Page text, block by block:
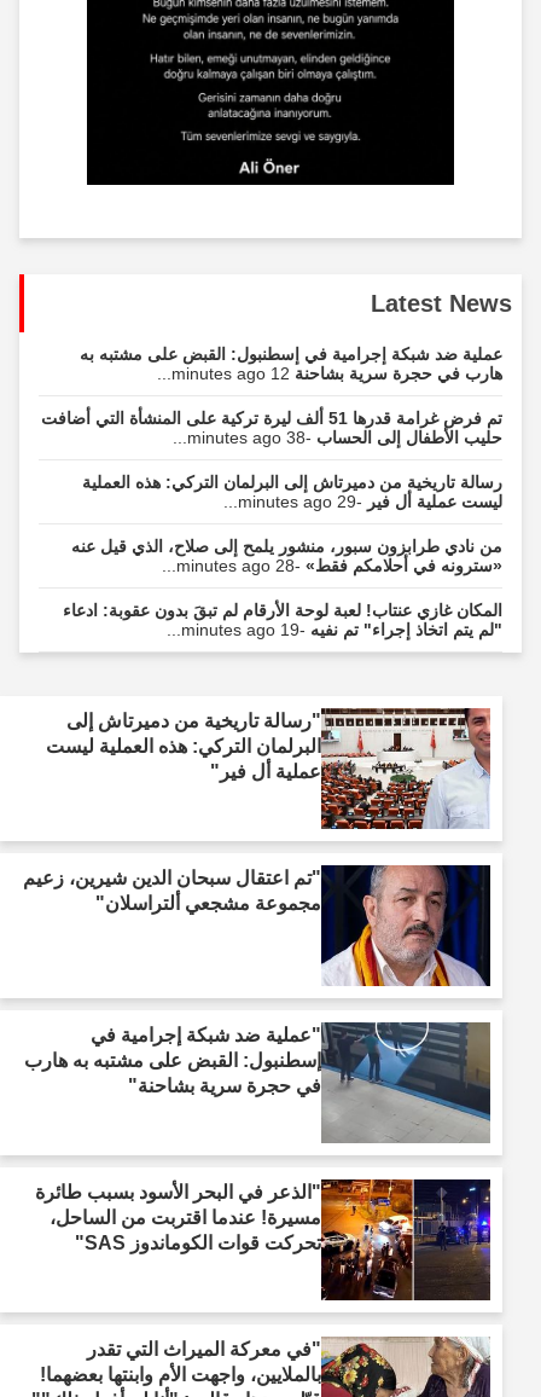
Latest News
عملية ضد شبكة إجرامية في إسطنبول: القبض على مشتبه به
هارب في حجرة سرية بشاحنة12 minutes ago...
تم فرض غرامة قدرها 51 ألف ليرة تركية على المنشأة التي أضافت
حليب الأطفال إلى الحساب-38 minutes ago...
رسالة تاريخية من دميرتاش إلى البرلمان التركي: هذه العملية
ليست عملية أل فير-29 minutes ago...
من نادي طرابزون سبور، منشور يلمح إلى صلاح، الذي قيل عنه
«سترونه في أحلامكم فقط»-28 minutes ago...
المكان غازي عنتاب! لعبة لوحة الأرقام لم تبقَ بدون عقوبة: ادعاء
"لم يتم اتخاذ إجراء" تم نفيه-19 minutes ago...
"رسالة تاريخية من دميرتاش إلى
البرلمان التركي: هذه العملية ليست
عملية أل فير"
"تم اعتقال سبحان الدين شيرين، زعيم
مجموعة مشجعي ألتراسلان"
"عملية ضد شبكة إجرامية في
إسطنبول: القبض على مشتبه به هارب
في حجرة سرية بشاحنة"
"الذعر في البحر الأسود بسبب طائرة
مسيرة! عندما اقتربت من الساحل،
تحركت قوات الكوماندوز SAS"
"في معركة الميراث التي تقدر
بالملايين، واجهت الأم وابنتها بعضهما!